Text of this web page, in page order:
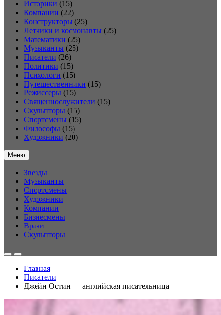
Историки (15)
Компании (22)
Конструкторы (25)
Летчики и космонавты (25)
Математики (25)
Музыканты (25)
Писатели (26)
Политики (15)
Психологи (15)
Путешественники (15)
Режиссеры (15)
Священнослужители (15)
Скульпторы (15)
Спортсмены (15)
Философы (15)
Художники (20)
Меню
Звезды
Музыканты
Спортсмены
Художники
Компании
Бизнесмены
Врачи
Скульпторы
Главная
Писатели
Джейн Остин — английская писательница